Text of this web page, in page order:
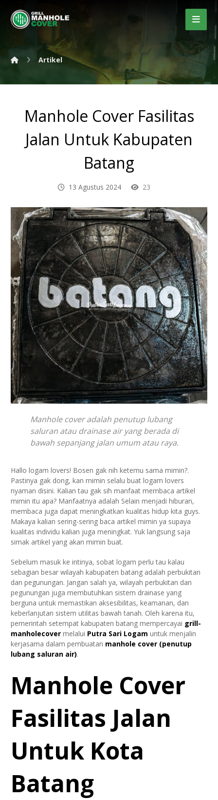
Artikel
Manhole Cover Fasilitas
Jalan Untuk Kabupaten
Batang
13 Agustus 2024 23
Manhole cover adalah penutup lubang
saluran atau drainase air yang berada di
bawah sepanjang jalan umum atau raya.
Hallo logam lovers! Bosen gak nih ketemu sama mimin?.
Pastinya gak dong, kan mimin selalu buat logam lovers
nyaman disini. Kalian tau gak sih manfaat membaca artikel
mimin itu apa? Manfaatnya adalah Selain menjadi hiburan,
membaca juga dapat meningkatkan kualitas hidup kita guys.
Makaya kalian sering-sering baca artikel mimin ya supaya
kualitas individu kalian juga meningkat. Yuk langsung saja
simak artikel yang akan mimin buat.
Sebelum masuk ke intinya, sobat logam perlu tau kalau
sebagian besar wilayah kabupaten batang adalah perbukitan
dan pegunungan. Jangan salah ya, wilayah perbukitan dan
pegunungan juga membutuhkan sistem drainase yang
berguna untuk memastikan aksesibilitas, keamanan, dan
keberlanjutan sistem utilitas bawah tanah. Oleh karena itu,
pemerintah setempat kabupaten batang mempercayai grill-
manholecover melalui Putra Sari Logam untuk menjalin
kerjasama dalam pembuatan manhole cover (penutup
lubang saluran air).
Manhole Cover
Fasilitas Jalan
Untuk Kota
Batang